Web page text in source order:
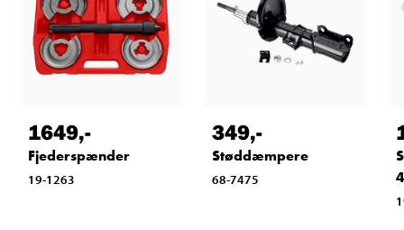
1649,-
Fjederspænder
19-1263
349,-
Støddæmpere
68-7475